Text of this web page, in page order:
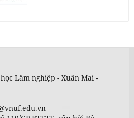
Lâm nghiệp - Xuân Mai -